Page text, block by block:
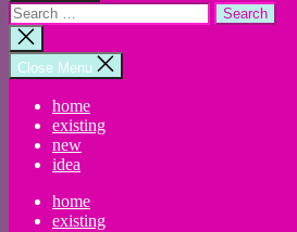
Search
for:
Close
search
Close Menu
home
existing
new
idea
home
existing